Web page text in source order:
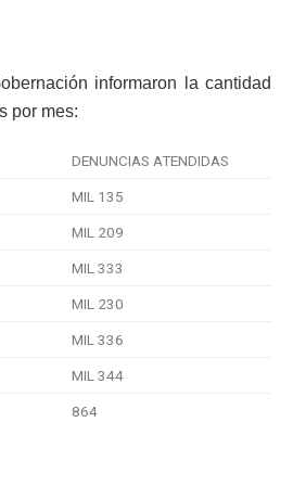
informaron la cantidad
por mes:
DENUNCIAS ATENDIDAS
MIL 135
MIL 209
MIL 333
MIL 230
MIL 336
MIL 344
864